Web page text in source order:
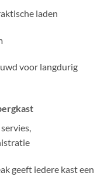
laden
voor langdurig
geeft iedere kast een